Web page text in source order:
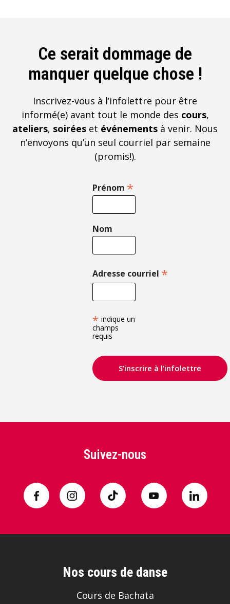
Ce serait dommage de
manquer quelque chose !
Inscrivez-vous à l’infolettre pour être
informé(e) avant tout le monde des cours,
ateliers, soirées et événements à venir. Nous
n’envoyons qu’un seul courriel par semaine
(promis!).
Prénom *
Nom
Adresse courriel *
* indique un
champs
requis
Suivez-nous
Nos cours de danse
Cours de Bachata